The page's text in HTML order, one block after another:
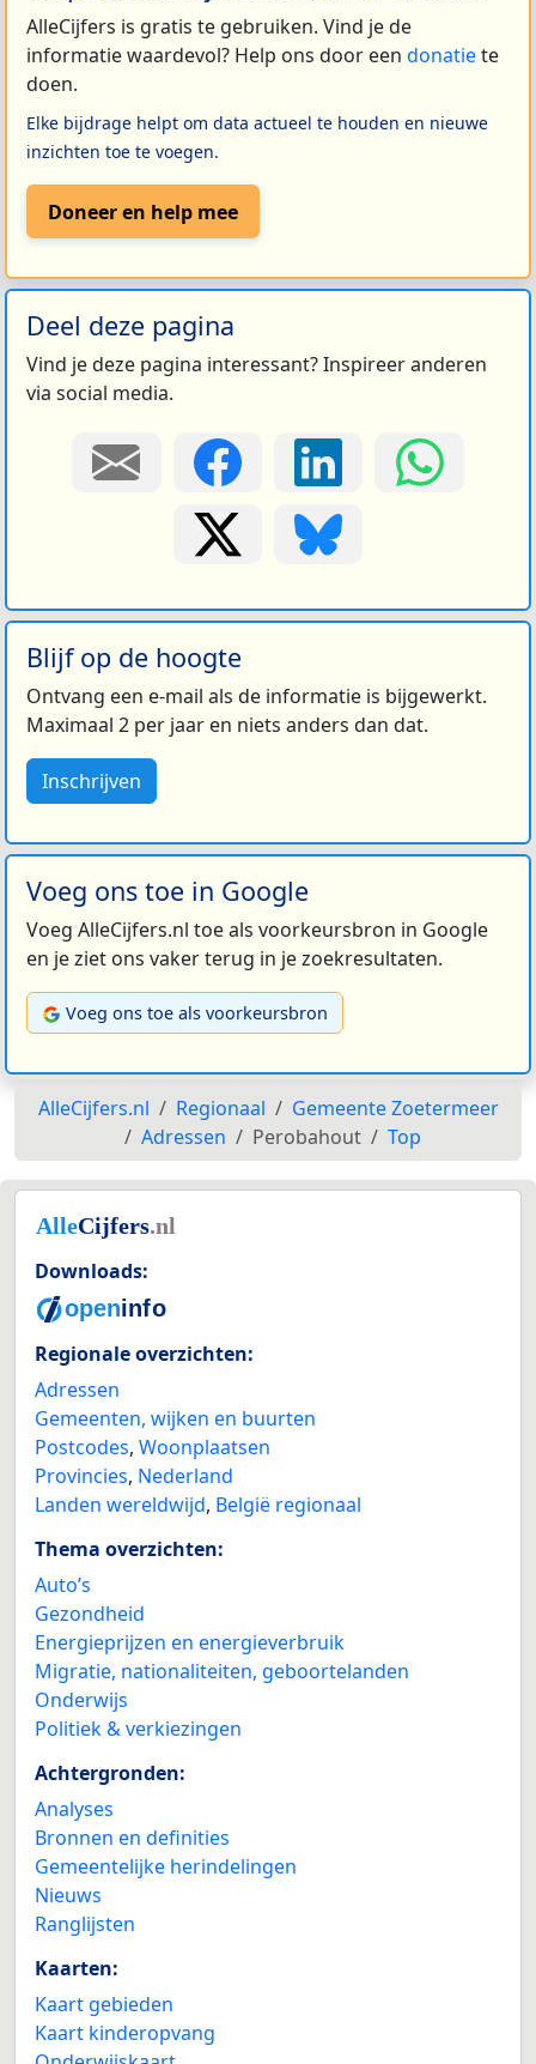
AlleCijfers is gratis te gebruiken. Vind je de
informatie waardevol? Help ons door een donatiete
doen.
Elke bijdrage helpt om data actueel te houden en nieuwe
inzichten toe te voegen.
Doneer en help mee
Deel deze pagina
Vind je deze pagina interessant? Inspireer anderen
via social media.
Blijf op de hoogte
Ontvang een e-mail als de informatie is bijgewerkt.
Maximaal 2 per jaar en niets anders dan dat.
Inschrijven
Voeg ons toe in Google
Voeg AlleCijfers.nl toe als voorkeursbron in Google
en je ziet ons vaker terug in je zoekresultaten.
Voeg ons toe als voorkeursbron
AlleCijfers.nl Regionaal
Gemeente Zoetermeer
Adressen
Perobahout Top
Downloads:
Regionale overzichten:
Adressen
Gemeenten, wijken en buurten
Postcodes, Woonplaatsen
Provincies, Nederland
Landen wereldwijd, België regionaal
Thema overzichten:
Auto’s
Gezondheid
Energieprijzen en energieverbruik
Migratie, nationaliteiten, geboortelanden
Onderwijs
Politiek & verkiezingen
Achtergronden:
Analyses
Bronnen en definities
Gemeentelijke herindelingen
Nieuws
Ranglijsten
Kaarten:
Kaart gebieden
Kaart kinderopvang